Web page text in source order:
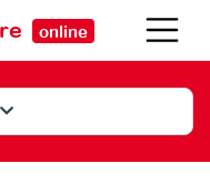
online